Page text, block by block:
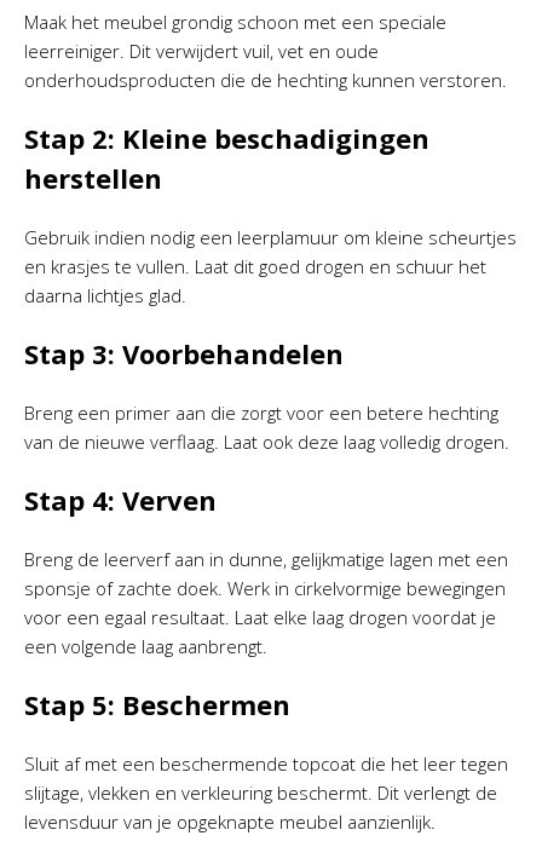
Maak het meubel grondig schoon met een speciale
leerreiniger. Dit verwijdert vuil, vet en oude
onderhoudsproducten die de hechting kunnen verstoren.
Stap 2: Kleine beschadigingen
herstellen
Gebruik indien nodig een leerplamuur om kleine scheurtjes
en krasjes te vullen. Laat dit goed drogen en schuur het
daarna lichtjes glad.
Stap 3: Voorbehandelen
Breng een primer aan die zorgt voor een betere hechting
van de nieuwe verflaag. Laat ook deze laag volledig drogen.
Stap 4: Verven
Breng de leerverf aan in dunne, gelijkmatige lagen met een
sponsje of zachte doek. Werk in cirkelvormige bewegingen
voor een egaal resultaat. Laat elke laag drogen voordat je
een volgende laag aanbrengt.
Stap 5: Beschermen
Sluit af met een beschermende topcoat die het leer tegen
slijtage, vlekken en verkleuring beschermt. Dit verlengt de
levensduur van je opgeknapte meubel aanzienlijk.